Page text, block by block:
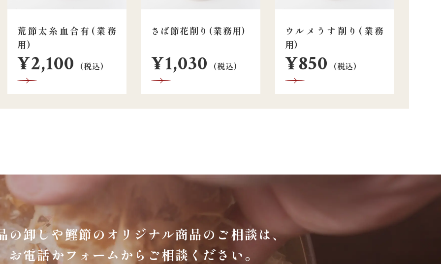
荒節太糸血合有(業務
用)
¥2,100 (税込)
さば節花削り(業務用)
¥1,030 (税込)
ウルメうす削り(業務
用)
¥850 (税込)
の卸しや鰹節のオリジナル商品のご相談は、
お電話かフォームからご相談ください。